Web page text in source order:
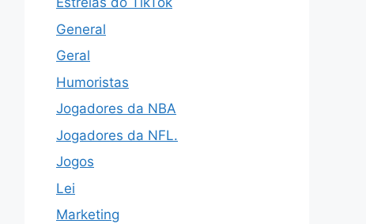
General
Geral
Humoristas
Jogadores da NBA
Jogadores da NFL.
Jogos
Lei
Marketing